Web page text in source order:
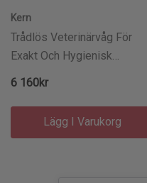
Kern
Trådlös Veterinärvåg För
Exakt Och Hygienisk
Djurvägning
6 160kr
Lägg I Varukorg